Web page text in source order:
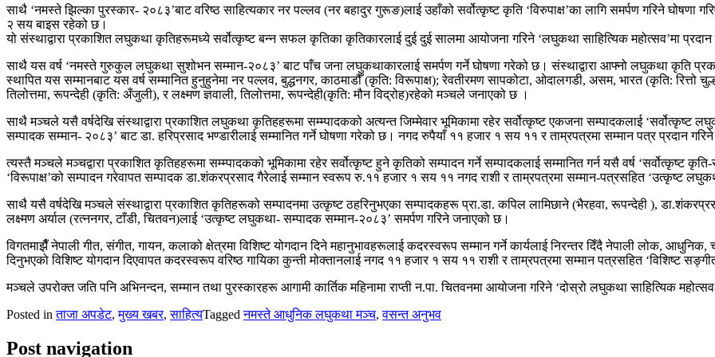
साथै ‘नमस्ते झिल्का पुरस्कार- २०८३’बाट वरिष्ठ साहित्यकार नर पल्लव (नर बहादुर गुरूङ)लाई उहाँको सर्वोत्कृष्ट कृति ‘विरुपाक्ष’का लागि समर्पण गरिने
२ सय बाइस रहेको छ।
यो संस्थाद्वारा प्रकाशित लघुकथा कृतिहरूमध्ये सर्वोत्कृष्ट बन्न सफल कृतिका कृतिकारलाई दुई दुई सालमा आयोजना गरिने ‘लघुकथा साहित्यिक महोत्सव’मा
साथै यस वर्ष ‘नमस्ते गुरुकुल लघुकथा सुशोभन सम्मान-२०८३’ बाट पाँच जना लघुकथाकारलाई समर्पण गर्ने घोषणा गरेको छ। संस्थाद्वारा आफ्नो लघुकथा कृति
स्थापित यस सम्मानबाट यस वर्ष सम्मानित हुनुहुनेमा नर पल्लव, बुद्धनगर, काठमाडौँ (कृति: विरूपाक्ष); रेवतीरमण सापकोटा, ओदालगडी, असम, भारत (कृति: रित्तो
तिलोत्तमा, रूपन्देही (कृति: अँजुली), र लक्ष्मण ज्ञवाली, तिलोत्तमा, रूपन्देही(कृति: मौन विद्रोह)रहेको मञ्चले जनाएको छ ।
साथै मञ्चले यसै वर्षदेखि संस्थाद्वारा प्रकाशित लघुकथा कृतिहहरूमा सम्म्पादकको अत्यन्त जिम्मेवार भूमिकामा रहेर सर्वोत्कृष्ट एकजना सम्पादकलाई ‘सर्वोत्कृष्ट
सम्पादक सम्मान- २०८३’ बाट डा. हरिप्रसाद भण्डारीलाई सम्मानित गर्ने घोषणा गरेको छ। नगद रुपैयाँ ११ हजार १ सय ११ र ताम्रपत्रमा सम्मान पत्र प्रदान
त्यस्तै मञ्चले मञ्चद्वारा प्रकाशित कृतिहहरूमा सम्म्पादकको भूमिकामा रहेर सर्वोत्कृष्ट हुने कृतिको सम्पादन गर्ने सम्पादकलाई सम्मानित गर्न यसै वर्ष ‘सर्वोत्कृष्ट
‘विरूपाक्ष’को सम्पादन गरेवापत सम्पादक डा.शंकरप्रसाद गैरेलाई सम्मान स्वरूप रु.११ हजार १ सय ११ नगद राशी र ताम्रपत्रमा सम्मान-पत्रसहित ‘उत्कृष्ट
साथै यसै वर्षदेखि मञ्चले संस्थाद्वारा प्रकाशित कृतिहरूको सम्पादनमा उत्कृष्ट ठहरिनुभएका सम्पादकहरू प्रा.डा. कपिल लामिछाने (भैरहवा, रूपन्देही ),
लक्ष्मण अर्याल (रत्ननगर, टाँडी, चितवन)लाई ‘उत्कृष्ट लघुकथा- सम्पादक सम्मान-२०८३’ समर्पण गरिने जनाएको छ।
विगतमाझैँ नेपाली गीत, संगीत, गायन, कलाको क्षेत्रमा विशिष्ट योगदान दिने महानुभावहरूलाई कदरस्वरूप सम्मान गर्ने कार्यलाई निरन्तर दिँदै नेपाली लोक,
दिनुभएको विशिष्ट योगदान दिएवापत कदरस्वरूप वरिष्ठ गायिका कुन्ती मोक्तानलाई नगद ११ हजार १ सय ११ राशी र ताम्रपत्रमा सम्मान पत्रसहित ‘विशिष्ट
मञ्चले उपरोक्त जति पनि अभिनन्दन, सम्मान तथा पुरस्कारहरू आगामी कार्तिक महिनामा राप्ती न.पा. चितवनमा आयोजना गरिने ‘दोस्रो लघुकथा साहित्यिक
Posted inताजा अपडेट,मुख्य खबर,साहित्यTaggedनमस्ते आधुनिक लघुकथा मञ्च,वसन्त अनुभव
Post navigation